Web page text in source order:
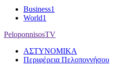
Business1
World1
PeloponnisosTV
ΑΣΤΥΝΟΜΙΚΑ
Περιφέρεια Πελοποννήσου